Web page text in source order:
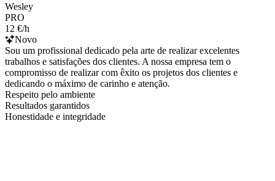
Wesley
PRO
12 €/h
Novo
Sou um profissional dedicado pela arte de realizar excelentes
trabalhos e satisfações dos clientes. A nossa empresa tem o
compromisso de realizar com êxito os projetos dos clientes e
dedicando o máximo de carinho e atenção.
Respeito pelo ambiente
Resultados garantidos
Honestidade e integridade